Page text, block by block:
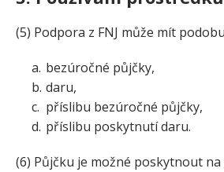
(5) Podpora z FNJ může mít podobu
bezúročné půjčky,
daru,
příslibu bezúročné půjčky,
příslibu poskytnutí daru.
(6) Půjčku je možné poskytnout